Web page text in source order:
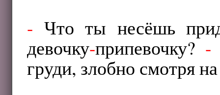
- Что ты несёшь
девочку-припевочку? -
груди, злобно смотря